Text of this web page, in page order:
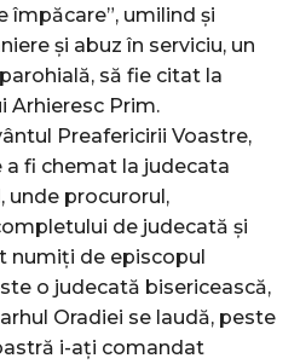
împăcare”, umilind și
și abuz în serviciu, un
să fie citat la
Arhieresc Prim.
Preafericirii Voastre,
fi chemat la judecata
unde procurorul,
de judecată și
numiți de episcopul
o judecată bisericească,
Oradiei se laudă, peste
i-ați comandat